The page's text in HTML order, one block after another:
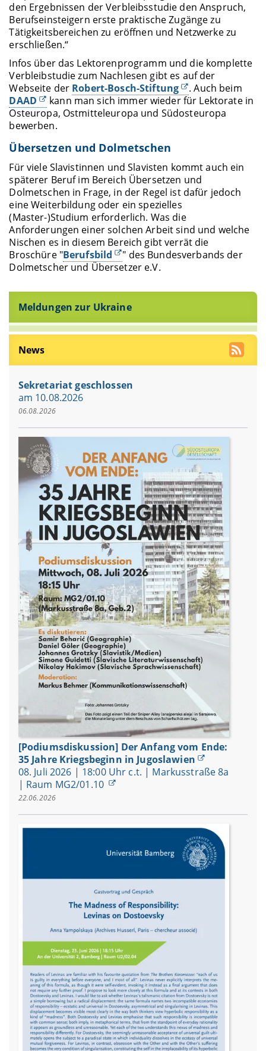
den Ergebnissen der Verbleibsstudie den Anspruch,
Berufseinsteigern erste praktische Zugänge zu
Tätigkeitsbereichen zu eröffnen und Netzwerke zu
erschließen.“
Infos über das Lektorenprogramm und die komplette
Verbleibstudie zum Nachlesen gibt es auf der
Webseite der Robert-Bosch-Stiftung
. Auch beim
DAAD
kann man sich immer wieder für Lektorate in
Osteuropa, Ostmitteleuropa und Südosteuropa
bewerben.
Übersetzen und Dolmetschen
Für viele Slavistinnen und Slavisten kommt auch ein
späterer Beruf im Bereich Übersetzen und
Dolmetschen in Frage, in der Regel ist dafür jedoch
eine Weiterbildung oder ein spezielles
(Master-)Studium erforderlich. Was die
Anforderungen einer solchen Arbeit sind und welche
Nischen es in diesem Bereich gibt verrät die
Broschüre "Berufsbild
" des Bundesverbands der
Dolmetscher und Übersetzer e.V.
Meldungen zur Ukraine
News
Sekretariat geschlossen
am 10.08.2026
06.08.2026
[Podiumsdiskussion] Der Anfang vom Ende:
35 Jahre Kriegsbeginn in Jugoslawien
08. Juli 2026 | 18:00 Uhr c.t. | Markusstraße 8a
| Raum MG2/01.10
22.06.2026